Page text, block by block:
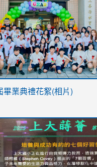
畢業典禮花絮(相片)
file/d/1I-
stes.tyc.edu.tw/